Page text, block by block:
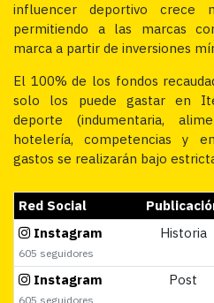
influencer deportivo crece
permitiendo a las marcas
marca a partir de inversiones
El 100% de los fondos
solo los puede gastar en
deporte (indumentaria,
hotelería, competencias y
gastos se realizarán bajo
Red Social
Instagram
605 seguidores
Historia
Instagram
605 seguidores
Post